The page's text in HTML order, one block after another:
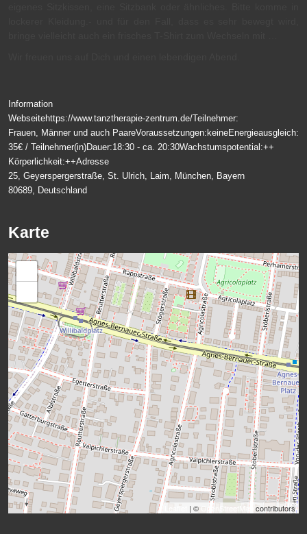
Information
Webseitehttps://www.tanztherapie-zentrum.de/Teilnehmer:
Frauen, Männer und auch PaareVoraussetzungen: keineEnergieausgleich:
35€ / Teilnehmer(in)Dauer:18:30 - ca. 20:30Wachstumspotential:++
Körperlichkeit:++Adresse
25, Geyerspergerstraße, St. Ulrich, Laim, München, Bayern
80689, Deutschland
Karte
| © OpenStreetMap contributors